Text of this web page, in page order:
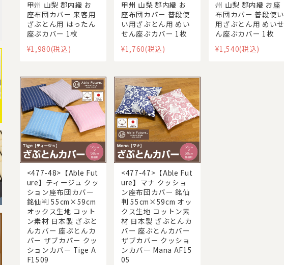
甲州 山梨 郡内織 お
座布団カバー 来客用
ざぶとん用 はったん
座ぶカバー 1枚
¥1,980(税込)
甲州 山梨 郡内織 お
座布団カバー 普段使
い用ざぶとん用 めい
せん座ぶカバー 1枚
¥1,760(税込)
州 山梨 郡内織 お座
布団カバー 普段使い
用ざぶとん用 めいせ
ん座ぶカバー 1枚
¥1,540(税込)
<477-48>【Able Fut
ure】ティージュ クッ
ション座布団カバー
銘仙判 55cm×59cm
オックス生地 コット
ン素材 日本製 ざぶと
んカバー 座ぶとんカ
バー ザブカバー クッ
ションカバー Tige A
F1509
<477-47>【Able Fut
ure】マナ クッショ
ン座布団カバー 銘仙
判 55cm×59cm オッ
クス生地 コットン素
材 日本製 ざぶとんカ
バー 座ぶとんカバー
ザブカバー クッショ
ンカバー Mana AF15
05